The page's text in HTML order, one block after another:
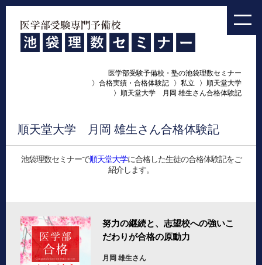
医学部受験予備校・塾の池袋理数セミナー
合格実績・合格体験記
私立
順天堂大学
順天堂大学 月岡 雄生さん合格体験記
順天堂大学 月岡 雄生さん合格体験記
池袋理数セミナーで順天堂大学に合格した生徒の合格体験記をご
紹介します。
努力の継続と、志望校への強いこ
だわりが合格の原動力
月岡 雄生さん